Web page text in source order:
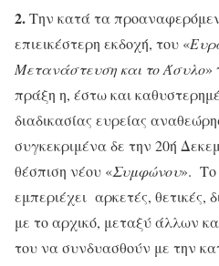
2.Την κατά τα
επιεικέστερη εκδοχή, του «
Μετανάστευση και το Άσυλο»
πράξη η, έστω και
διαδικασίας ευρείας
συγκεκριμένα δε την 20ή
θέσπιση νέου «Συμφώνου». Το
εμπεριέχει αρκετές, θετικές,
με το αρχικό, μεταξύ άλλων
του να συνδυασθούν με την